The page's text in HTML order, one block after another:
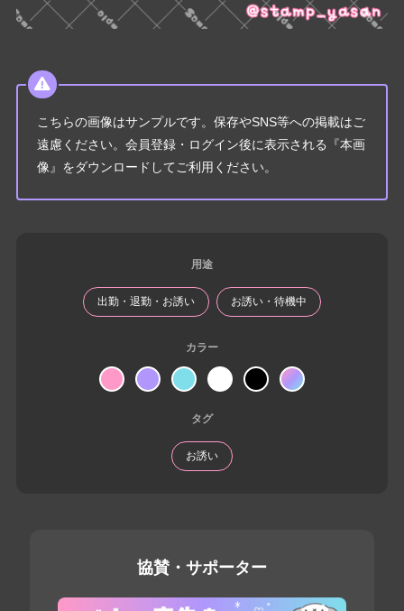
こちらの画像はサンプルです。保存やSNS等への掲載はご
遠慮ください。会員登録・ログイン後に表示される『本画
像』をダウンロードしてご利用ください。
用途
出勤・退勤・お誘い お誘い・待機中
カラー
タグ
お誘い
協賛・サポーター